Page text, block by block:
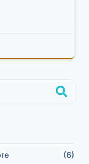
(6)